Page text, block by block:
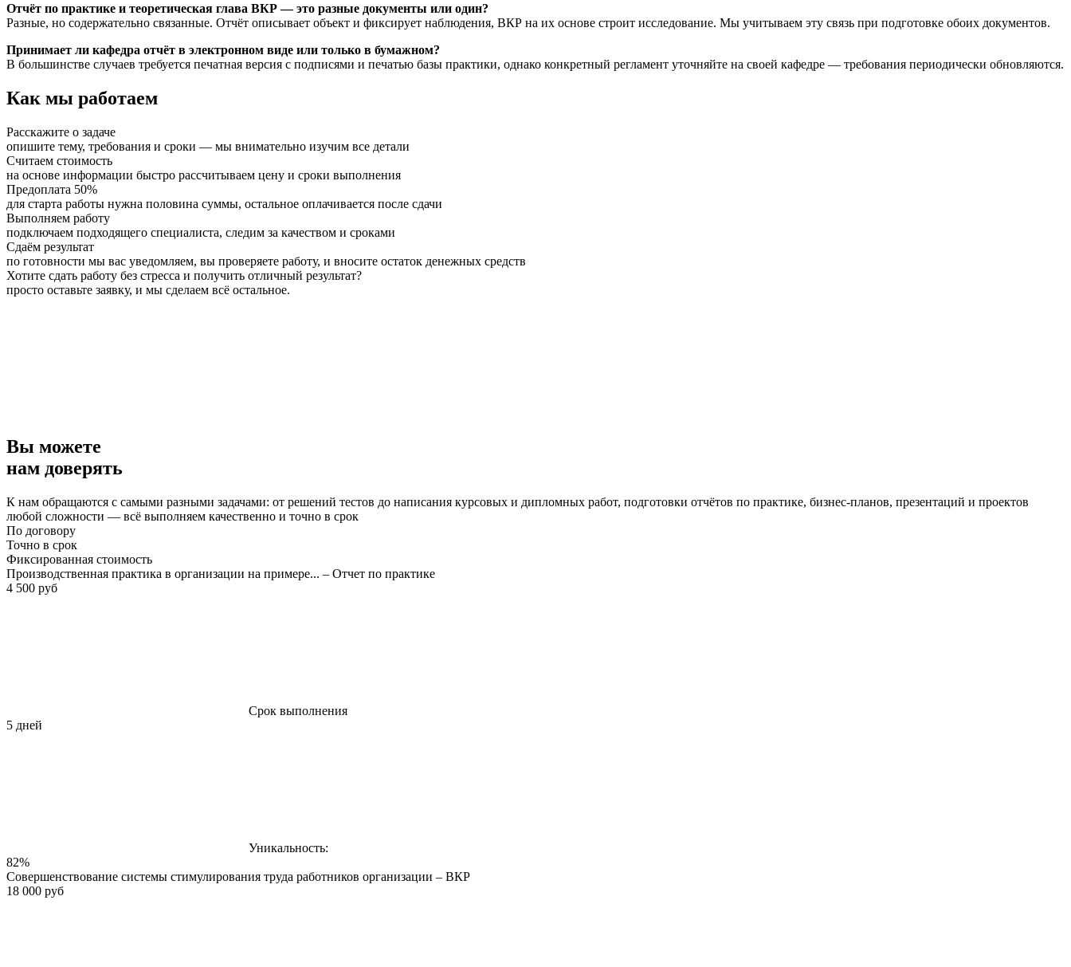
Отчёт по практике и теоретическая глава ВКР — это разные документы или один?
Разные, но содержательно связанные. Отчёт описывает объект и фиксирует наблюдения, ВКР на их основе строит исследование. Мы учитываем эту связь при подготовке обоих документов.
Принимает ли кафедра отчёт в электронном виде или только в бумажном?
В большинстве случаев требуется печатная версия с подписями и печатью базы практики, однако конкретный регламент уточняйте на своей кафедре — требования периодически обновляются.
Как мы работаем
Расскажите о задаче
опишите тему, требования и сроки — мы внимательно изучим все детали
Считаем стоимость
на основе информации быстро рассчитываем цену и сроки выполнения
Предоплата 50%
для старта работы нужна половина суммы, остальное оплачивается после сдачи
Выполняем работу
подключаем подходящего специалиста, следим за качеством и сроками
Сдаём результат
по готовности мы вас уведомляем, вы проверяете работу, и вносите остаток денежных средств
Хотите сдать работу без стресса и получить отличный результат?
просто оставьте заявку, и мы сделаем всё остальное.
Вы можете
нам доверять
К нам обращаются с самыми разными задачами: от решений тестов до написания курсовых и дипломных работ, подготовки отчётов по практике, бизнес-планов, презентаций и проектов
любой сложности — всё выполняем качественно и точно в срок
По договору
Точно в срок
Фиксированная стоимость
Производственная практика в организации на примере... – Отчет по практике
4 500 руб
Срок выполнения
5 дней
Уникальность:
82%
Совершенствование системы стимулирования труда работников организации – ВКР
18 000 руб